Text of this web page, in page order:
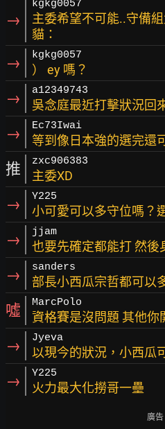
→
kgkg0057
主委希望不可能..守備
貓：
→ kgkg0057
） ey 嗎？
→ a12349743
吳念庭最近打擊狀況回
→ Ec73Iwai
等到像日本強的選完還
推 zxc906383
主委XD
→ Y225
小可愛可以多守位嗎？
→ jjam
也要先確定都能打 然後
→ sanders
部長小西瓜宗哲都可以
噓 MarcPolo
資格賽是沒問題 其他你
→ Jyeva
以現今的狀況，小西瓜
→ Y225
火力最大化撈哥一壘
廣告